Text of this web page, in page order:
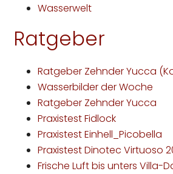
Wasserwelt
Ratgeber
Ratgeber Zehnder Yucca
Wasserbilder der Woche
Ratgeber Zehnder Yucca
Praxistest Fidlock
Praxistest Einhell_Picobella
Praxistest Dinotec Virtuoso
Frische Luft bis unters Villa-